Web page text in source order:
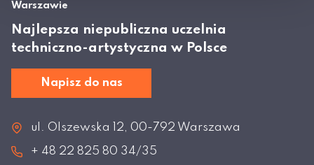
Warszawie
Najlepsza niepubliczna uczelnia
techniczno-artystyczna w Polsce
Napisz do nas
ul. Olszewska 12, 00-792 Warszawa
+ 48 22 825 80 34/35